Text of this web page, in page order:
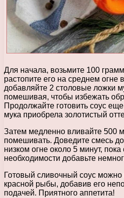
Для начала, возьмите 100
растопите его на среднем огне
добавляйте 2 столовые ложки
помешивая, чтобы избежать
Продолжайте готовить соус
мука приобрела золотистый
Затем медленно вливайте 500
помешивать. Доведите смесь
низком огне около 5 минут, пока
необходимости добавьте
Готовый сливочный соус можно
красной рыбы, добавив его
подачей. Приятного аппетита!